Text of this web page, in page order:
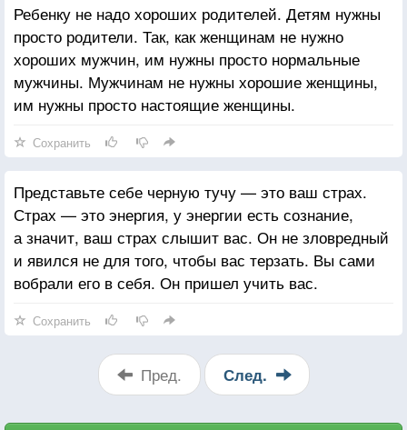
Ребенку не надо хороших родителей. Детям нужны
просто родители. Так, как женщинам не нужно
хороших мужчин, им нужны просто нормальные
мужчины. Мужчинам не нужны хорошие женщины,
им нужны просто настоящие женщины.
Сохранить
Представьте себе черную тучу — это ваш страх.
Страх — это энергия, у энергии есть сознание,
а значит, ваш страх слышит вас. Он не зловредный
и явился не для того, чтобы вас терзать. Вы сами
вобрали его в себя. Он пришел учить вас.
Сохранить
Пред. След.